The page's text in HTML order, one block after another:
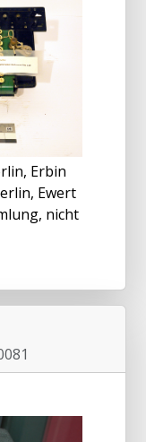
Erbin
Ewert
nicht